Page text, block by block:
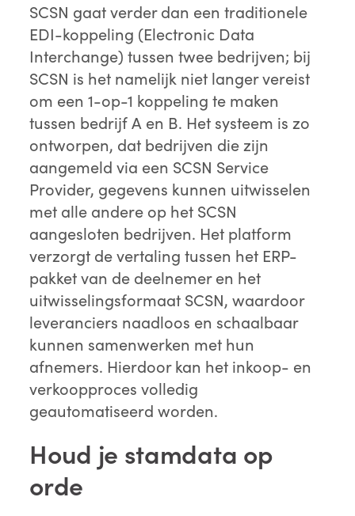
SCSN gaat verder dan een traditionele
EDI-koppeling (Electronic Data
Interchange) tussen twee bedrijven; bij
SCSN is het namelijk niet langer vereist
om een 1-op-1 koppeling te maken
tussen bedrijf A en B. Het systeem is zo
ontworpen, dat bedrijven die zijn
aangemeld via een SCSN Service
Provider, gegevens kunnen uitwisselen
met alle andere op het SCSN
aangesloten bedrijven. Het platform
verzorgt de vertaling tussen het ERP-
pakket van de deelnemer en het
uitwisselingsformaat SCSN, waardoor
leveranciers naadloos en schaalbaar
kunnen samenwerken met hun
afnemers. Hierdoor kan het inkoop- en
verkoopproces volledig
geautomatiseerd worden.
Houd je stamdata op
orde